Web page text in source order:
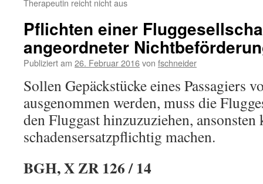
Therapeutin reicht nicht aus
Pflichten einer
angeordneter
Publiziert am 26. Februar 2016von fschneider
Sollen Gepäckstücke eines Passagiers
ausgenommen werden, muss die
den Fluggast hinzuzuziehen, ansonsten
schadensersatzpflichtig machen.
BGH, X ZR 126 / 14